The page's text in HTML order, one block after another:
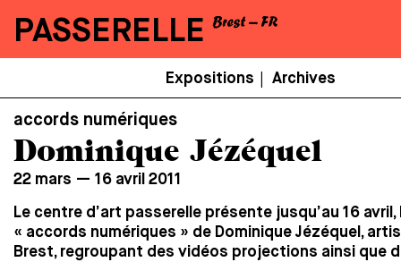
PASSERELLE
Secondaire
Expositions Archives
accords numériques
Dominique Jézéquel
22 mars — 16 avril 2011
Le centre d’art passerelle présente jusqu’au 16
« accords numériques » de Dominique Jézéquel,
Brest, regroupant des vidéos projections ainsi que